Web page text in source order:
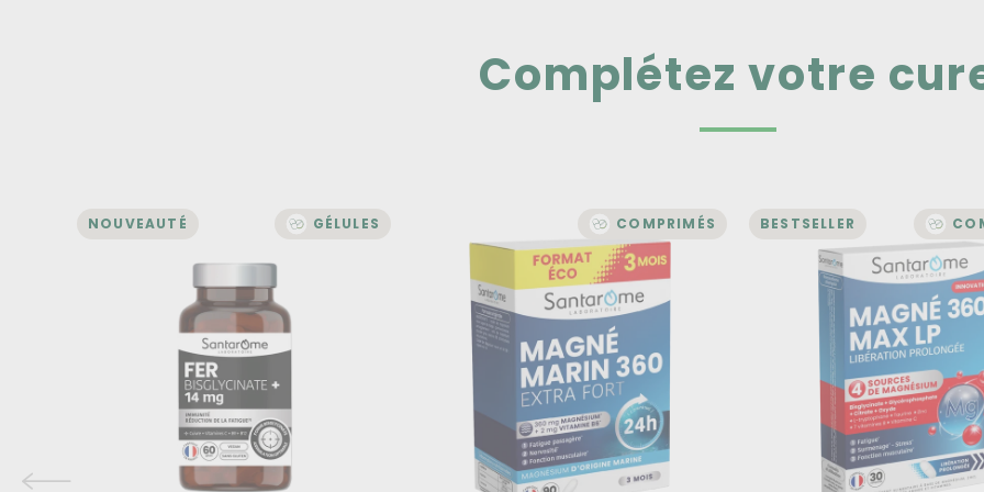
Complétez votre
NOUVEAUTÉ GÉLULES
Cofacteurs (Vit. C, B9,
B12) - 60 Gélules
Réduction de la fatigue
Forme Bisglycinate - Assimilation
COMPRIMÉS
STRESS ET MÉMOIRE
Magné Marin 360 - 90
comprimés magnésium
et vitamine B6
Le magnésium et la vitamine B6
contribuent à réduire la fatigue et
au fonctionnement normal du
système nerveux.
Le Magnésium Marin contribue à une
fonction musculaire normale.
BESTSELLER
STRESS
Magné 360 Max
Libération
4 sources de magnésium
Libération prolongée pour
efficacité optimale
Fatigue, surmenage, stress
fonction musculaire